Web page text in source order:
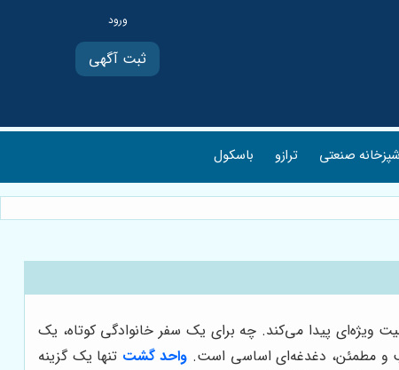
ثبت آگهی
صنعتی ترازو باسکول
ویژه‌ای پیدا می‌کند. چه برای یک سفر خانوادگی کوتاه، یک
و مطمئن، دغدغه‌ای اساسی است. واحد گشت تنها یک گزینه